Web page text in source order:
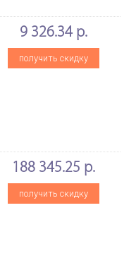
9 326.34 р.
получить скидку
188 345.25 р.
получить скидку